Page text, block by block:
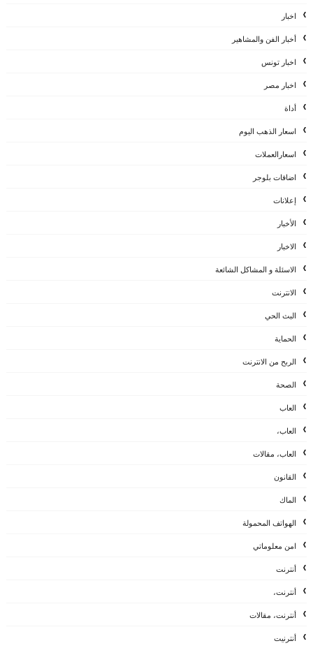
اخبار
أخبار الفن والمشاهير
اخبار تونس
اخبار مصر
أداة
اسعار الذهب اليوم
اسعارالعملات
اضافات بلوجر
إعلانات
الأخبار
الاخبار
الاسئلة و المشاكل الشائعة
الانترنت
البث الحي
الحماية
الربح من الانترنت
الصحة
العاب
العاب،
العاب، مقالات
القانون
الماك
الهواتف المحمولة
امن معلوماتي
أنترنت
أنترنت،
أنترنت، مقالات
أنترنيت